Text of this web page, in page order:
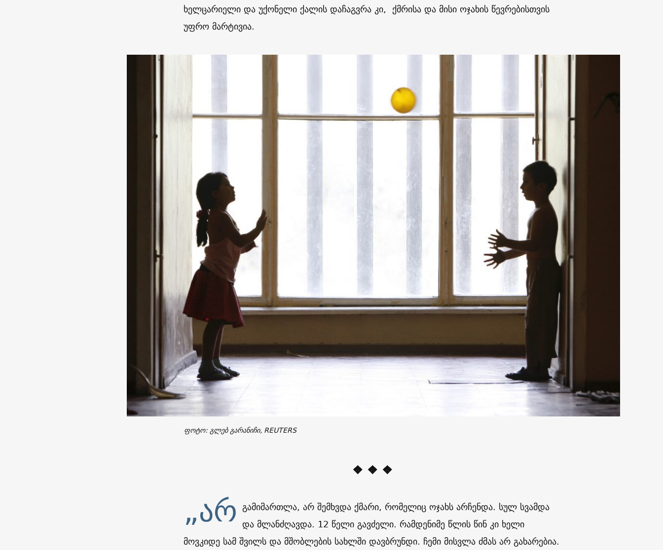
ხელცარიელი და უქონელი ქალის დაჩაგვრა კი, ქმრისა და მისი ოჯახის წევრებისთვის
უფრო მარტივია.
ფოტო: გლებ გარანიჩი, REUTERS
❖ ❖ ❖
„არ გამიმართლა, არ შემხვდა ქმარი, რომელიც ოჯახს არჩენდა. სულ სვამდა
და მლანძღავდა. 12 წელი გავძელი. რამდენიმე წლის წინ კი ხელი
მოვკიდე სამ შვილს და მშობლების სახლში დავბრუნდი. ჩემი მისვლა ძმას არ გახარებია.